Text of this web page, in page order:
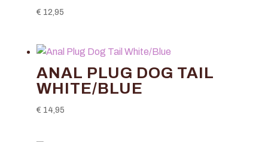
€ 12,95
ANAL PLUG DOG TAIL
WHITE/BLUE
€ 14,95